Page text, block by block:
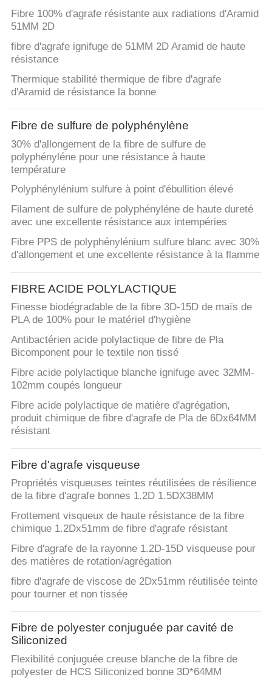
Fibre 100% d'agrafe résistante aux radiations d'Aramid
51MM 2D
fibre d'agrafe ignifuge de 51MM 2D Aramid de haute
résistance
Thermique stabilité thermique de fibre d'agrafe
d'Aramid de résistance la bonne
Fibre de sulfure de polyphénylène
30% d'allongement de la fibre de sulfure de
polyphényléne pour une résistance à haute
température
Polyphénylénium sulfure à point d'ébullition élevé
Filament de sulfure de polyphényléne de haute dureté
avec une excellente résistance aux intempéries
Fibre PPS de polyphénylénium sulfure blanc avec 30%
d'allongement et une excellente résistance à la flamme
FIBRE ACIDE POLYLACTIQUE
Finesse biodégradable de la fibre 3D-15D de maïs de
PLA de 100% pour le matériel d'hygiène
Antibactérien acide polylactique de fibre de Pla
Bicomponent pour le textile non tissé
Fibre acide polylactique blanche ignifuge avec 32MM-
102mm coupés longueur
Fibre acide polylactique de matière d'agrégation,
produit chimique de fibre d'agrafe de Pla de 6Dx64MM
résistant
Fibre d'agrafe visqueuse
Propriétés visqueuses teintes réutilisées de résilience
de la fibre d'agrafe bonnes 1.2D 1.5DX38MM
Frottement visqueux de haute résistance de la fibre
chimique 1.2Dx51mm de fibre d'agrafe résistant
Fibre d'agrafe de la rayonne 1.2D-15D visqueuse pour
des matières de rotation/agrégation
fibre d'agrafe de viscose de 2Dx51mm réutilisée teinte
pour tourner et non tissée
Fibre de polyester conjuguée par cavité de
Siliconized
Flexibilité conjuguée creuse blanche de la fibre de
polyester de HCS Siliconized bonne 3D*64MM